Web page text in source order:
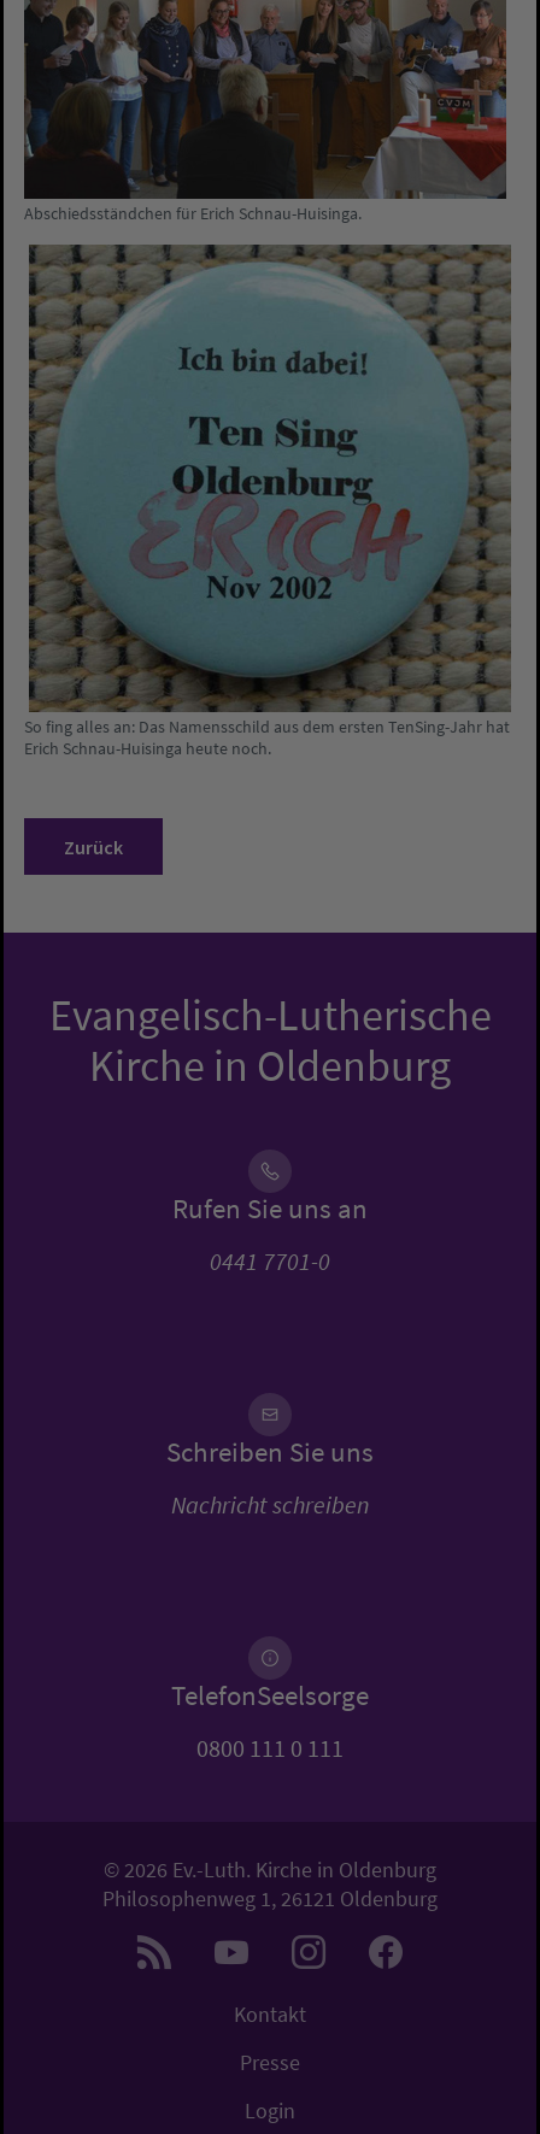
Abschiedsständchen für Erich Schnau-Huisinga.
So fing alles an: Das Namensschild aus dem ersten TenSing-Jahr hat
Erich Schnau-Huisinga heute noch.
Zurück
Evangelisch-Lutherische
Kirche in Oldenburg
Rufen Sie uns an
0441 7701-0
Schreiben Sie uns
Nachricht schreiben
TelefonSeelsorge
0800 111 0 111
© 2026 Ev.-Luth. Kirche in Oldenburg
Philosophenweg 1, 26121 Oldenburg
Kontakt
Presse
Login